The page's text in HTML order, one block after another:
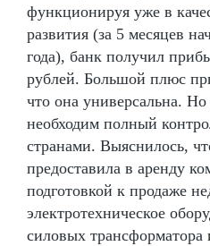
функционируя уже в
развития (за 5 месяцев
года), банк получил
рублей. Большой плюс
что она универсальна. Но
необходим полный
странами. Выяснилось,
предоставила в аренду
подготовкой к продаже
электротехническое
силовых трансформатора